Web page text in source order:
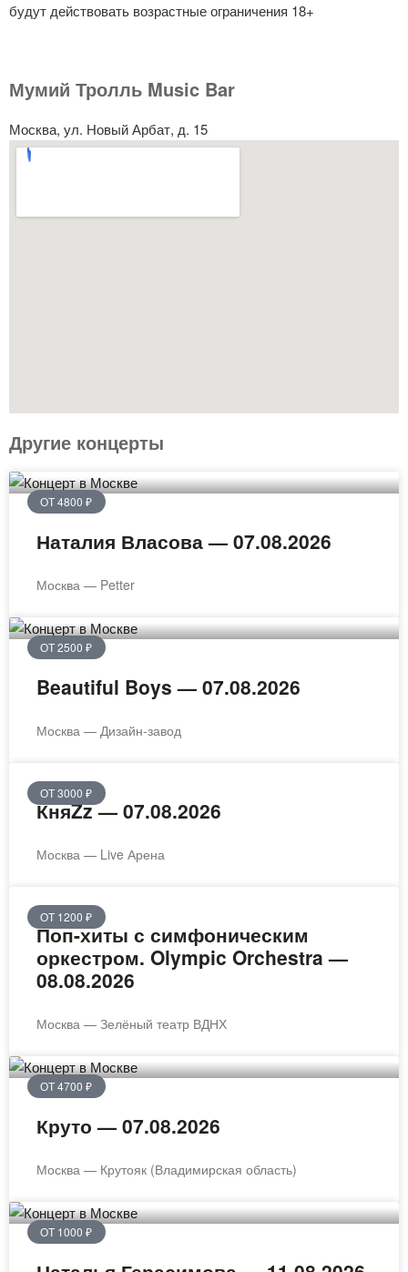
будут действовать возрастные ограничения 18+
Мумий Тролль Music Bar
Москва, ул. Новый Арбат, д. 15
Другие концерты
ОТ 4800 ₽
Наталия Власова — 07.08.2026
Москва — Petter
ОТ 2500 ₽
Beautiful Boys — 07.08.2026
Москва — Дизайн-завод
ОТ 3000 ₽
КняZz — 07.08.2026
Москва — Live Арена
ОТ 1200 ₽
Поп-хиты с симфоническим
оркестром. Olympic Orchestra —
08.08.2026
Москва — Зелёный театр ВДНХ
ОТ 4700 ₽
Круто — 07.08.2026
Москва — Крутояк (Владимирская область)
ОТ 1000 ₽